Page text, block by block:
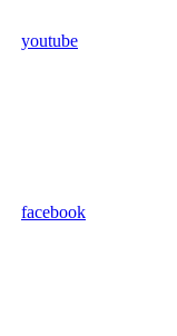
youtube
facebook